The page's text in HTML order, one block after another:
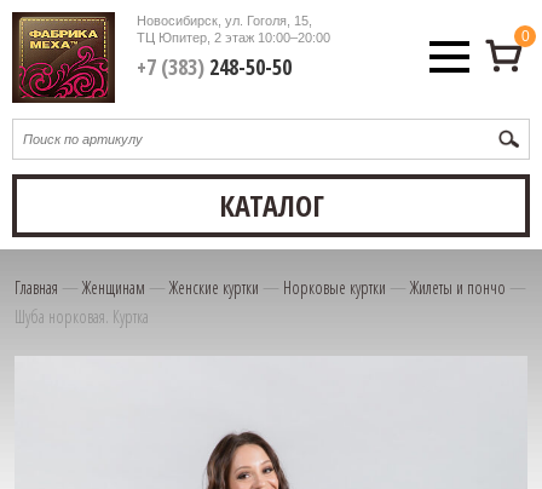
Новосибирск, ул. Гоголя, 15,
ТЦ Юпитер, 2 этаж10:00–20:00
+7 (383)248-50-50
0
КАТАЛОГ
Главная — Женщинам — Женские куртки — Норковые куртки — Жилеты и пончо —
Шуба норковая. Куртка